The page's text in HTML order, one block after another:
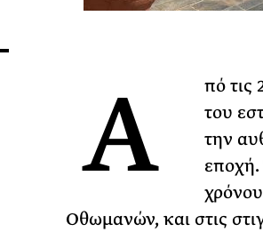
Α
πό τις
του
την
εποχή.
Οθωμανών, και στις